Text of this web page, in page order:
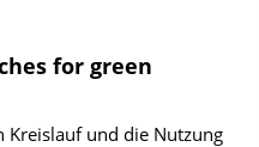
for green
Kreislauf und die Nutzung